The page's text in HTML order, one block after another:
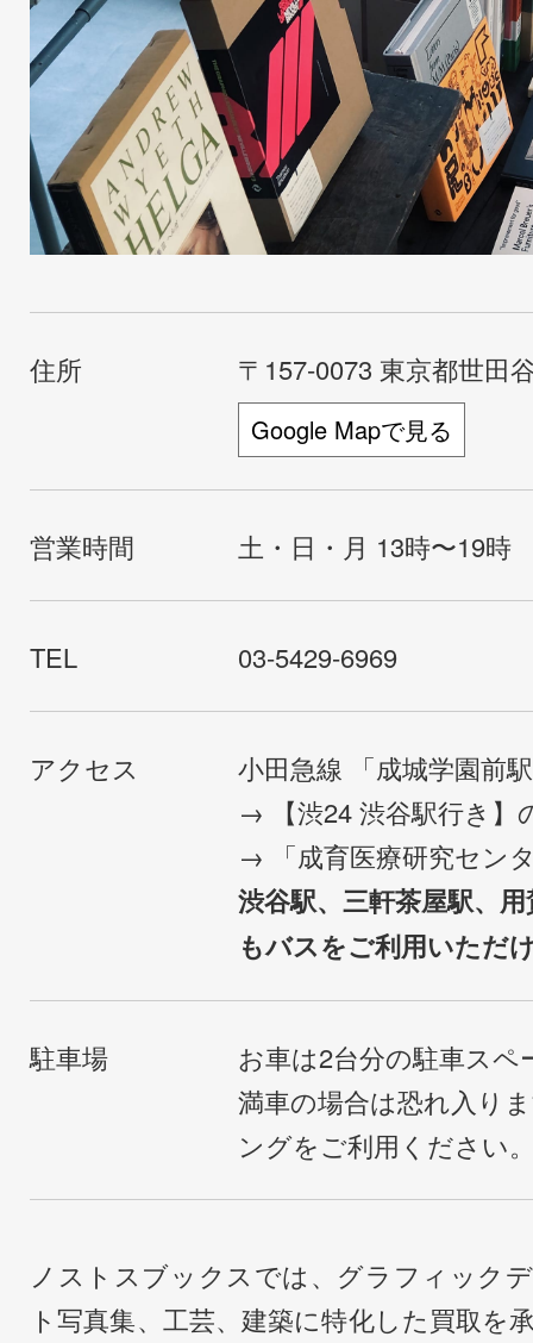
住所 〒157-0073 東京都世田
Google Mapで見る
営業時間 土・日・月 13時〜19時
TEL 03-5429-6969
アクセス
小田急線 「成城学園前
→ 【渋24 渋谷駅行き】
→ 「成育医療研究セン
渋谷駅、三軒茶屋駅、
もバスをご利用いただ
駐車場
お車は2台分の駐車ス
満車の場合は恐れ入り
ングをご利用ください
ノストスブックスでは、グラフィック
ト写真集、工芸、建築に特化した買取を